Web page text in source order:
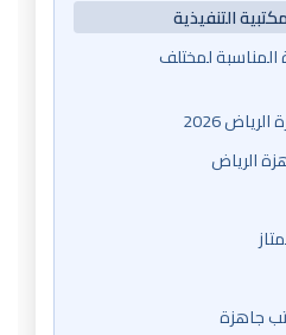
التنفيذية
لمختلف
2026
الرياض
جاهزة